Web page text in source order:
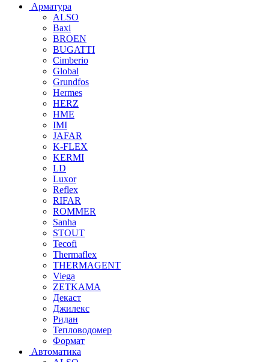
Арматура
ALSO
Baxi
BROEN
BUGATTI
Cimberio
Global
Grundfos
Hermes
HERZ
HME
IMI
JAFAR
K-FLEX
KERMI
LD
Luxor
Reflex
RIFAR
ROMMER
Sanha
STOUT
Tecofi
Thermaflex
THERMAGENT
Viega
ZETKAMA
Декаст
Джилекс
Ридан
Тепловодомер
Формат
Автоматика